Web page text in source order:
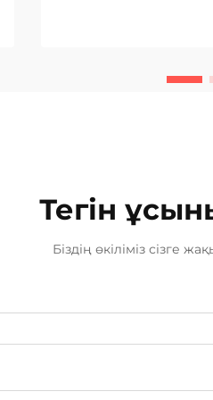
Дәнекердің
Тегін
Біздің өкіліміз сізге